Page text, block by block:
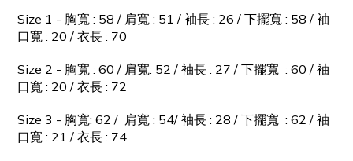
Size 1 - 胸寬 : 58 / 肩寬 : 51 / 袖長 : 26 / 下擺寬 : 58 / 袖
口寬 : 20 / 衣長 : 70
Size 2 - 胸寬 : 60 / 肩寬: 52 / 袖長 : 27 / 下擺寬 : 60 / 袖
口寬 : 20 / 衣長 : 72
Size 3 - 胸寬: 62 / 肩寬 : 54/ 袖長 : 28 / 下擺寬 : 62 / 袖
口寬 : 21 / 衣長 : 74